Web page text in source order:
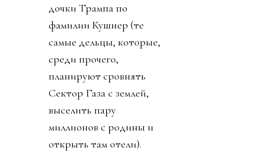
дочки Трампа по
фамилии Кушнер (те
самые дельцы, которые,
среди прочего,
планируют сровнять
Сектор Газа с землей,
выселить пару
миллионов с родины и
открыть там отели).